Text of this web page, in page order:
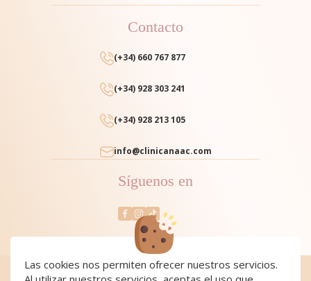
Las cookies nos permiten ofrecer nuestros servicios.
Contacto
(+34) 660 767 877
(+34) 928 303 241
(+34) 928 213 105
info@clinicanaac.com
Síguenos en
Cookies| Cookies policy|Aviso Legal y Política de Privacidad